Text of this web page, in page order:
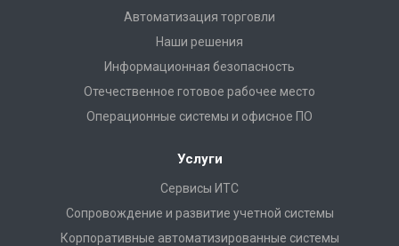
Автоматизация торговли
Наши решения
Информационная безопасность
Отечественное готовое рабочее место
Операционные системы и офисное ПО
Услуги
Сервисы ИТС
Сопровождение и развитие учетной системы
Корпоративные автоматизированные системы